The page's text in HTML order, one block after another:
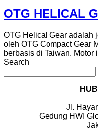
OTG HELICAL
OTG Helical Gear adalah
oleh OTG Compact Gear
berbasis di Taiwan. Motor
Search
Jl.
Gedung HWI